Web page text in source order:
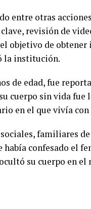
entre otras
revisión de
objetivo de
la institución.
de edad, fue
cuerpo sin vida
en el que vivía con
familiares
confesado el
su cuerpo en